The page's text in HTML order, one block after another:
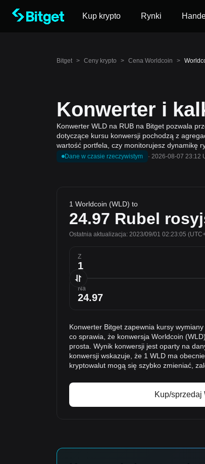
Kup krypto Rynki
Bitget > Ceny krypto > Cena Worldcoin >
Konwerter i
Konwerter WLD na RUB na Bitget pozwala
dotyczące kursu konwersji pochodzą z
wartość portfela, czy monitorujesz dynamikę
Dane w czasie rzeczywistym · 2026-08-07 23:12
1 Worldcoin (WLD) to
24.97 Rubel
Ostatnia aktualizacja: 2023/09/01 02:23:05
Z
Na
Konwerter Bitget zapewnia kursy
co sprawia, że konwersja Worldcoin
prosta. Wynik konwersji jest oparty na
konwersji wskazuje, że 1 WLD ma
kryptowalut mogą się szybko zmieniać,
Kup/sprzedaj